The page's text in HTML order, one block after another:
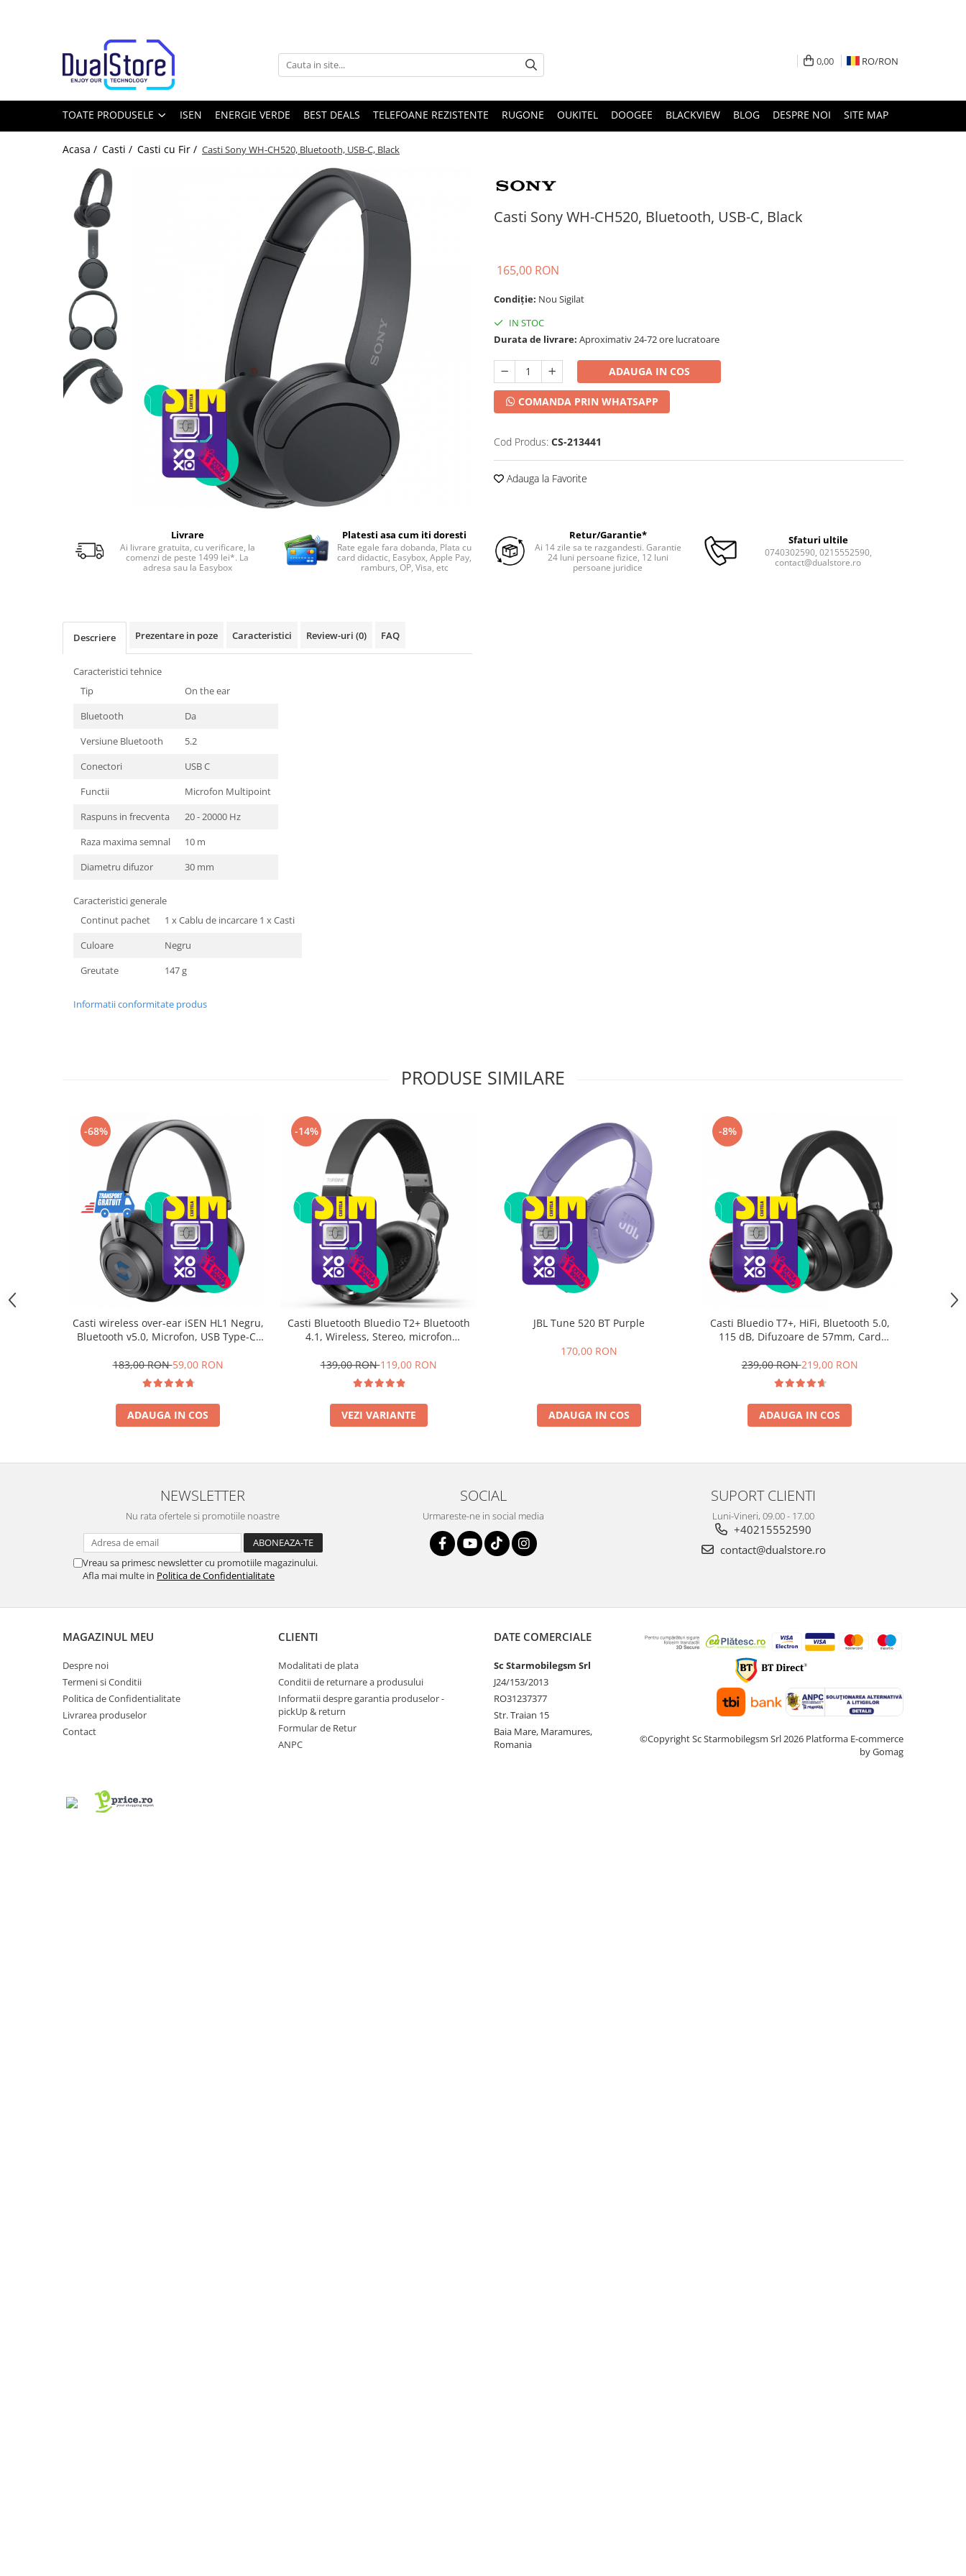
Producatori Telefoane Mobila
Telefoane mobile
Toate ( smart si clasice )
Telefoane Rezistente
Telefoane cu proiector video
Telefoane (Smartphone) 5G
Telefoane clasice
Piese si accesorii telefoane mobile
Producatori telefoane
Telefoane mobile RugOne
Telefoane mobile Doogee
Telefoane mobile Oukitel
Telefoane mobile Ulefone
Telefoane mobile Unihertz
Telefoane mobile F150
Telefoane mobile ZTE Nubia
Telefoane mobile ALTE BRANDURI
Tablete pc cu proiector video
Tablete rezistente
Tablete pentru copii
TV si Proiectoare Smart
Camere auto, home si sport
Camere auto DVR
Oglinzi auto smart cu camera
Mini Video Camera
Casti Profesionale
Ceasuri si Inele smart, bratari
Ceasuri Smart pentru copii
Bratari Fitness
Accesorii Smartwatch
Trotinete electrice si accesorii
Trotinete
Piese si accesorii
Produse Ingrijire Personala
Cititoare Cod Bare
Panouri solare portabile
Media player cu Android
Aspiratoare robot, piese si accesorii
Piese de schimb telefoane mobile
0,00 RO/RON
TOATE PRODUSELE ISEN ENERGIE VERDE BEST DEALS TELEFOANE REZISTENTE RUGONE OUKITEL DOOGEE BLACKVIEW BLOG DESPRE NOI SITE MAP
Acasa / Casti / Casti cu Fir / Casti Sony WH-CH520, Bluetooth, USB-C, Black
Casti Sony WH-CH520, Bluetooth, USB-C, Black
165,00 RON
Condiție: Nou Sigilat
IN STOC
Durata de livrare: Aproximativ 24-72 ore lucratoare
ADAUGA IN COS
COMANDA PRIN WHATSAPP
Cod Produs: CS-213441
Adauga la Favorite
Livrare
Ai livrare gratuita, cu verificare, la
comenzi de peste 1499 lei*. La
adresa sau la Easybox
Platesti asa cum iti doresti
Rate egale fara dobanda, Plata cu
card didactic, Easybox, Apple Pay,
ramburs, OP, Visa, etc
Retur/Garantie*
Ai 14 zile sa te razgandesti. Garantie
24 luni persoane fizice, 12 luni
persoane juridice
Sfaturi ultile
0740302590, 0215552590,
contact@dualstore.ro
Descriere Prezentare in poze Caracteristici Review-uri (0) FAQ
Caracteristici tehnice
Tip
On the ear
Bluetooth
Da
Versiune Bluetooth
5.2
Conectori
USB C
Functii
Microfon Multipoint
Raspuns in frecventa
20 - 20000 Hz
Raza maxima semnal
10 m
Diametru difuzor
30 mm
Caracteristici generale
Continut pachet
1 x Cablu de incarcare 1 x Casti
Culoare
Negru
Greutate
147 g
Informatii conformitate produs
PRODUSE SIMILARE
-68%
Casti wireless over-ear iSEN HL1 Negru,
Bluetooth v5.0, Microfon, USB Type-C,
183,00 RON59,00 RON
ADAUGA IN COS
-14%
Casti Bluetooth Bluedio T2+ Bluetooth
4.1, Wireless, Stereo, microfon
139,00 RON119,00 RON
VEZI VARIANTE
JBL Tune 520 BT Purple
170,00 RON
ADAUGA IN COS
-8%
Casti Bluedio T7+, HiFi, Bluetooth 5.0,
115 dB, Difuzoare de 57mm, Card
Izolare zgomot reglabila
239,00 RON219,00 RON
ADAUGA IN COS
NEWSLETTER
Nu rata ofertele si promotiile noastre
Vreau sa primesc newsletter cu promotiile magazinului.
Afla mai multe in Politica de Confidentialitate
SOCIAL
Urmareste-ne in social media
SUPORT CLIENTI
Luni-Vineri, 09.00 - 17.00
+40215552590
contact@dualstore.ro
MAGAZINUL MEU
Despre noi
Termeni si Conditii
Politica de Confidentialitate
Livrarea produselor
Contact
CLIENTI
Modalitati de plata
Conditii de returnare a produsului
Informatii despre garantia produselor -
pickUp & return
Formular de Retur
ANPC
DATE COMERCIALE
Sc Starmobilegsm Srl
J24/153/2013
RO31237377
Str. Traian 15
Baia Mare, Maramures,
Romania
©Copyright Sc Starmobilegsm Srl 2026 Platforma E-commerce
by Gomag